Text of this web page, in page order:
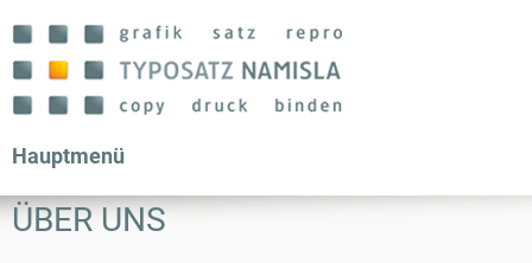
zum
Inhalt
Hauptmenü
ÜBER UNS